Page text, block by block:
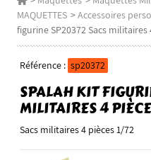
MAQUETTES >Accessoires
figurine SP20372 Sacs militaires
Référence : sp20372
SPALAH KIT
MILITAIRES 4
Sacs militaires 4 pièces 1/72